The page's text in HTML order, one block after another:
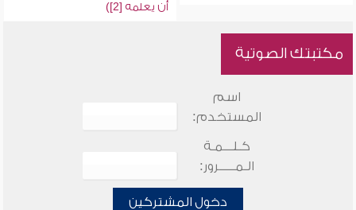
أن يعلمه [2])
مكتبتك الصوتية
اسم
المستخدم:
كـلـــمـة
الـمـــــرور:
دخول المشتركين